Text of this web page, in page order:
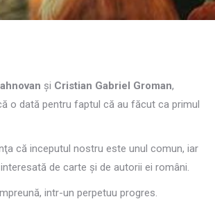
van şi Cristian Gabriel Groman,
o dată pentru faptul că au făcut ca primul
că inceputul nostru este unul comun, iar
de carte şi de autorii ei români.
intr-un perpetuu progres.